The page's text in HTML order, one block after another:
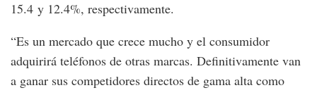
15.4 y 12.4%, respectivamente.
“Es un mercado que crece mucho y el consumidor
adquirirá teléfonos de otras marcas. Definitivamente van
a ganar sus competidores directos de gama alta como